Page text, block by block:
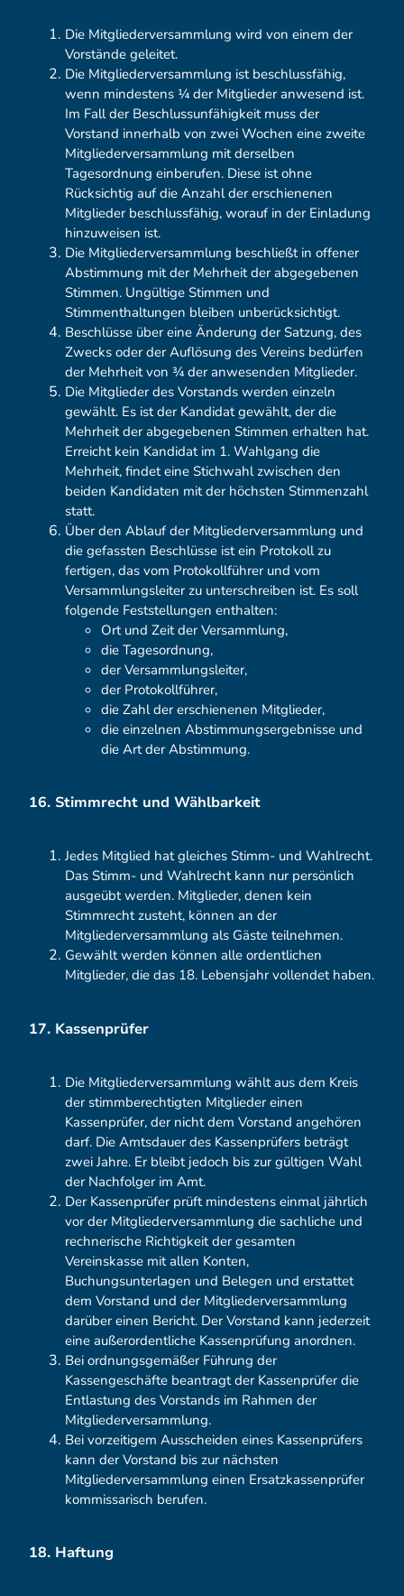
Die Mitgliederversammlung wird von einem der
Vorstände geleitet.
Die Mitgliederversammlung ist beschlussfähig,
wenn mindestens ¼ der Mitglieder anwesend ist.
Im Fall der Beschlussunfähigkeit muss der
Vorstand innerhalb von zwei Wochen eine zweite
Mitgliederversammlung mit derselben
Tagesordnung einberufen. Diese ist ohne
Rücksichtig auf die Anzahl der erschienenen
Mitglieder beschlussfähig, worauf in der Einladung
hinzuweisen ist.
Die Mitgliederversammlung beschließt in offener
Abstimmung mit der Mehrheit der abgegebenen
Stimmen. Ungültige Stimmen und
Stimmenthaltungen bleiben unberücksichtigt.
Beschlüsse über eine Änderung der Satzung, des
Zwecks oder der Auflösung des Vereins bedürfen
der Mehrheit von ¾ der anwesenden Mitglieder.
Die Mitglieder des Vorstands werden einzeln
gewählt. Es ist der Kandidat gewählt, der die
Mehrheit der abgegebenen Stimmen erhalten hat.
Erreicht kein Kandidat im 1. Wahlgang die
Mehrheit, findet eine Stichwahl zwischen den
beiden Kandidaten mit der höchsten Stimmenzahl
statt.
Über den Ablauf der Mitgliederversammlung und
die gefassten Beschlüsse ist ein Protokoll zu
fertigen, das vom Protokollführer und vom
Versammlungsleiter zu unterschreiben ist. Es soll
folgende Feststellungen enthalten:
Ort und Zeit der Versammlung,
die Tagesordnung,
der Versammlungsleiter,
der Protokollführer,
die Zahl der erschienenen Mitglieder,
die einzelnen Abstimmungsergebnisse und
die Art der Abstimmung.
16. Stimmrecht und Wählbarkeit
Jedes Mitglied hat gleiches Stimm- und Wahlrecht.
Das Stimm- und Wahlrecht kann nur persönlich
ausgeübt werden. Mitglieder, denen kein
Stimmrecht zusteht, können an der
Mitgliederversammlung als Gäste teilnehmen.
Gewählt werden können alle ordentlichen
Mitglieder, die das 18. Lebensjahr vollendet haben.
17. Kassenprüfer
Die Mitgliederversammlung wählt aus dem Kreis
der stimmberechtigten Mitglieder einen
Kassenprüfer, der nicht dem Vorstand angehören
darf. Die Amtsdauer des Kassenprüfers beträgt
zwei Jahre. Er bleibt jedoch bis zur gültigen Wahl
der Nachfolger im Amt.
Der Kassenprüfer prüft mindestens einmal jährlich
vor der Mitgliederversammlung die sachliche und
rechnerische Richtigkeit der gesamten
Vereinskasse mit allen Konten,
Buchungsunterlagen und Belegen und erstattet
dem Vorstand und der Mitgliederversammlung
darüber einen Bericht. Der Vorstand kann jederzeit
eine außerordentliche Kassenprüfung anordnen.
Bei ordnungsgemäßer Führung der
Kassengeschäfte beantragt der Kassenprüfer die
Entlastung des Vorstands im Rahmen der
Mitgliederversammlung.
Bei vorzeitigem Ausscheiden eines Kassenprüfers
kann der Vorstand bis zur nächsten
Mitgliederversammlung einen Ersatzkassenprüfer
kommissarisch berufen.
18. Haftung